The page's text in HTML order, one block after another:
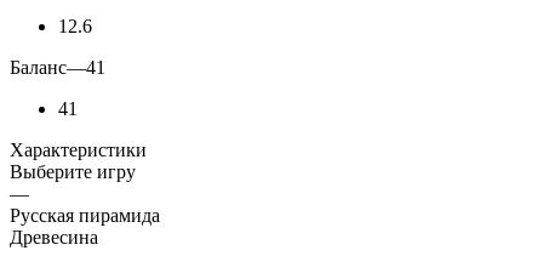
12.6
Баланс—41
41
Характеристики
Выберите игру
—
Русская пирамида
Древесина